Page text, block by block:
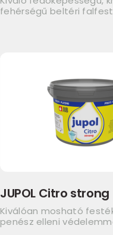
fehérségű beltéri
JUPOL Citro strong
Kiválóan mosható
penész elleni